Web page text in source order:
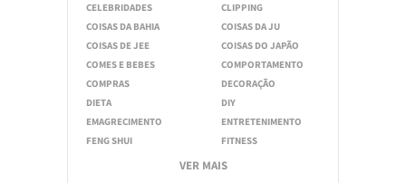
CELEBRIDADES
CLIPPING
COISAS DA BAHIA
COISAS DA JU
COISAS DE JEE
COISAS DO JAPÃO
COMES E BEBES
COMPORTAMENTO
COMPRAS
DECORAÇÃO
DIETA
DIY
EMAGRECIMENTO
ENTRETENIMENTO
FENG SHUI
FITNESS
VER MAIS